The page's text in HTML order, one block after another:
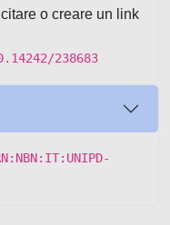
o creare un link
238683